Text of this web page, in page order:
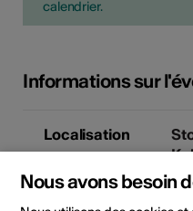
calendrier.
Informations sur
Localisation
Nous avons besoin